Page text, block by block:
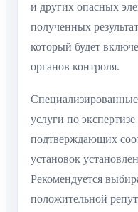
и других опасных
полученных
который будет
органов контроля.
услуги по
подтверждающих
установок
Рекомендуется
положительной